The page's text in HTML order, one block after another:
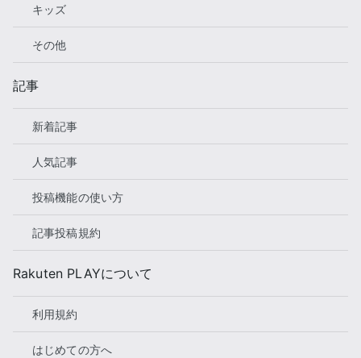
キッズ
その他
記事
新着記事
人気記事
投稿機能の使い方
記事投稿規約
Rakuten PLAYについて
利用規約
はじめての方へ